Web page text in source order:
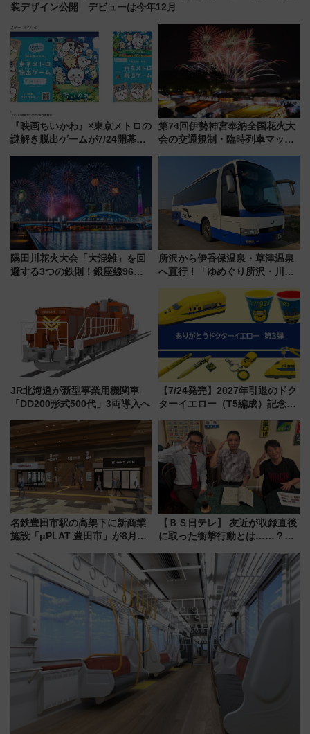
装デザイン公開 デビューは今年12月
『映画ちいかわ』×東京メトロの
謎解き脱出ゲームが7/24開幕！
遊び方を解説！（7/10発売開
始）
第74回伊勢神宮奉納全国花火大
会の交通規制・臨時列車マッ
隅田川花火大会「大混雑」を回
避する3つの鉄則！銀座線96本
ツリー駅の規制まとめ 7/25開催
（2026年）
所沢から伊香保温泉・草津温泉
へ直行！「ゆめぐり所沢・川越
軽に 運行ダイヤ・運賃を解説
JR北海道が新型事業用機関車
「DD200形式500代」3両導入へ
【7/24発売】2027年引退のドク
ターイエロー（T5編成）記念グ
送の目覚まし時計など通販・販
売店舗まとめ
名鉄豊田市駅の高架下に新商業
施設「μPLAT 豊田市」が8月26
たな玄関口へ
【ＢＳ日テレ】 友近が収録直後
に取った衝撃行動とは……？
で極上の夏祭り鉄道旅を放送